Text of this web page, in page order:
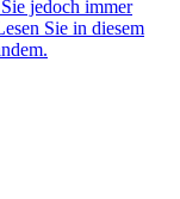
jedoch immer
Sie in diesem